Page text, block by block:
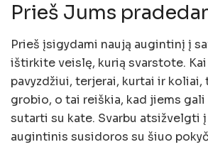
Prieš Jums
Prieš įsigydami naują augintinį į
ištirkite veislę, kurią svarstote. Kai
pavyzdžiui, terjerai, kurtai ir koliai,
grobio, o tai reiškia, kad jiems
sutarti su kate. Svarbu atsižvelgti
augintinis susidoros su šiuo